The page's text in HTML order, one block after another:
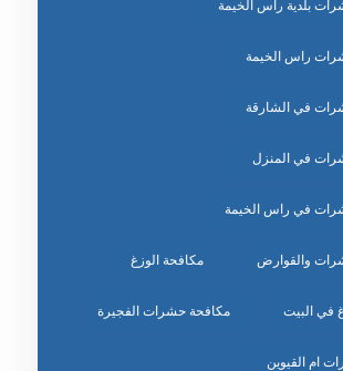
بلدية راس الخيمة
راس الخيمة
في الشارقة
في المنزل
في راس الخيمة
والقوارض مكافحة الوزغ
في البيت مكافحة حشرات الفجيرة
ام القيوين